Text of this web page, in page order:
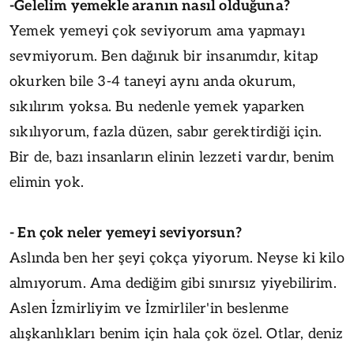
-Gelelim yemekle aranın nasıl olduğuna?
Yemek yemeyi çok seviyorum ama yapmayı
sevmiyorum. Ben dağınık bir insanımdır, kitap
okurken bile 3-4 taneyi aynı anda okurum,
sıkılırım yoksa. Bu nedenle yemek yaparken
sıkılıyorum, fazla düzen, sabır gerektirdiği için.
Bir de, bazı insanların elinin lezzeti vardır, benim
elimin yok.
- En çok neler yemeyi seviyorsun?
Aslında ben her şeyi çokça yiyorum. Neyse ki kilo
almıyorum. Ama dediğim gibi sınırsız yiyebilirim.
Aslen İzmirliyim ve İzmirliler'in beslenme
alışkanlıkları benim için hala çok özel. Otlar, deniz